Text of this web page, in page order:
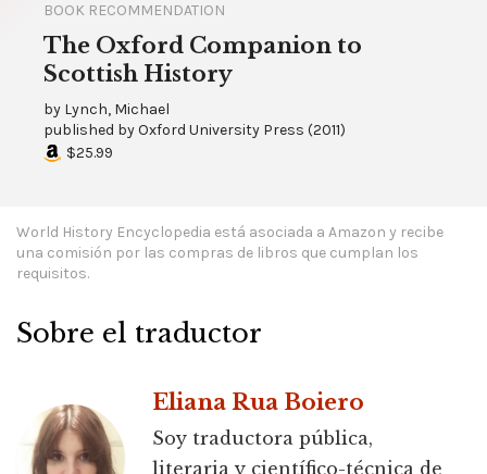
BOOK RECOMMENDATION
The Oxford Companion to
Scottish History
by Lynch, Michael
published byOxford University Press (2011)
$25.99
World History Encyclopedia está asociada a Amazon y recibe
una comisión por las compras de libros que cumplan los
requisitos.
Sobre el traductor
Eliana Rua Boiero
Soy traductora pública,
literaria y científico-técnica de